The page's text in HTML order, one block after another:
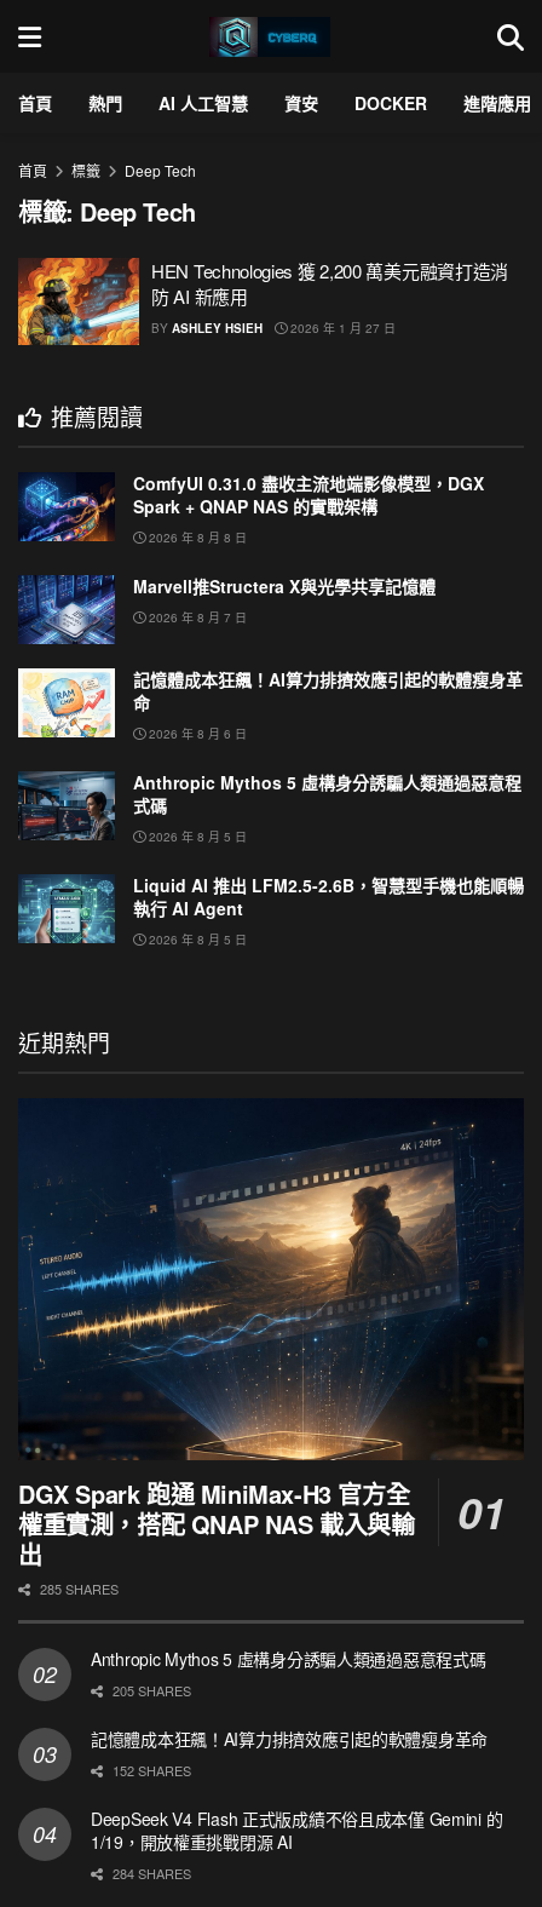
首頁 熱門 AI 人工智慧 資安 DOCKER 進階應用
首頁 標籤 Deep Tech
標籤: Deep Tech
HEN Technologies 獲 2,200 萬美元融資打造消
防 AI 新應用
BY ASHLEY HSIEH 2026 年 1 月 27 日
推薦閱讀
ComfyUI 0.31.0 盡收主流地端影像模型，DGX
Spark + QNAP NAS 的實戰架構
2026 年 8 月 8 日
Marvell推Structera X與光學共享記憶體
2026 年 8 月 7 日
記憶體成本狂飆！AI算力排擠效應引起的軟體瘦身革
命
2026 年 8 月 6 日
Anthropic Mythos 5 虛構身分誘騙人類通過惡意程
式碼
2026 年 8 月 5 日
Liquid AI 推出 LFM2.5-2.6B，智慧型手機也能順暢
執行 AI Agent
2026 年 8 月 5 日
近期熱門
DGX Spark 跑通 MiniMax-H3 官方全
權重實測，搭配 QNAP NAS 載入與輸
出
285 SHARES
Anthropic Mythos 5 虛構身分誘騙人類通過惡意程式碼
205 SHARES
記憶體成本狂飆！AI算力排擠效應引起的軟體瘦身革命
152 SHARES
DeepSeek V4 Flash 正式版成績不俗且成本僅 Gemini 的
1/19，開放權重挑戰閉源 AI
284 SHARES